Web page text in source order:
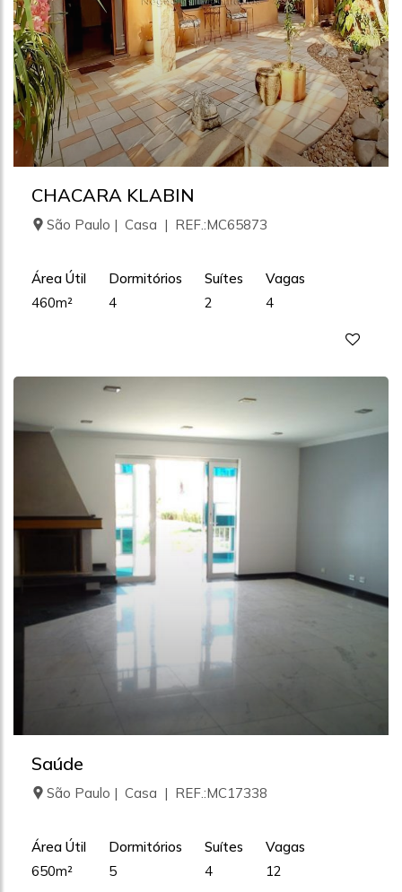
CHACARA KLABIN
São Paulo | Casa | REF.:MC65873
Área Útil
460m²
Dormitórios
4
Suítes
2
Vagas
4
Saúde
São Paulo | Casa | REF.:MC17338
Área Útil
650m²
Dormitórios
5
Suítes
4
Vagas
12